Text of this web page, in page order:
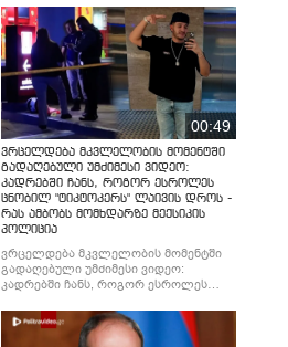
00:49
ვრცელდება მკვლელობის მომენტში
გადაღებული უმძიმესი ვიდეო:
კადრებში ჩანს, როგორ ესროლეს
ცნობილ "ტიკტოკერს" ლაივის დროს -
რას ამბობს მომხდარზე მექსიკის
პოლიცია
ვრცელდება მკვლელობის მომენტში
გადაღებული უმძიმესი ვიდეო:
კადრებში ჩანს, როგორ ესროლეს
რას ამბობს მომხდარზე მექსიკის
პოლიცია